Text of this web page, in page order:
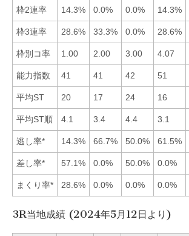
枠2連率 14.3% 0.0% 0.0% 14.3%
枠3連率 28.6% 33.3% 0.0% 28.6%
枠別コ率 1.00 2.00 3.00 4.07
能力指数 41 41 42 51
平均ST 20 17 24 16
平均ST順 4.1 3.4 4.4 3.1
逃し率* 14.3% 66.7% 50.0% 61.5%
差し率* 57.1% 0.0% 50.0% 0.0%
まくり率* 28.6% 0.0% 0.0% 0.0%
3R当地成績 (2024年5月12日より)